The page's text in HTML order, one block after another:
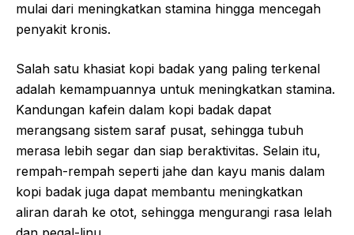
mulai dari meningkatkan stamina hingga mencegah
penyakit kronis.
Salah satu khasiat kopi badak yang paling terkenal
adalah kemampuannya untuk meningkatkan stamina.
Kandungan kafein dalam kopi badak dapat
merangsang sistem saraf pusat, sehingga tubuh
merasa lebih segar dan siap beraktivitas. Selain itu,
rempah-rempah seperti jahe dan kayu manis dalam
kopi badak juga dapat membantu meningkatkan
aliran darah ke otot, sehingga mengurangi rasa lelah